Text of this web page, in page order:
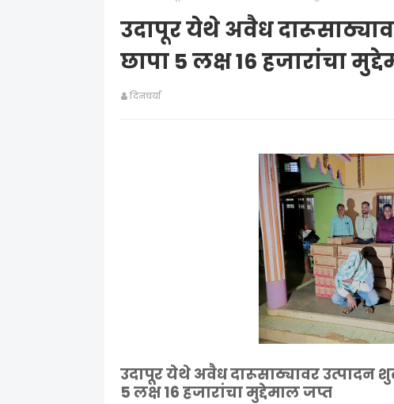
उदापूर येथे अवैध
छापा 5 लक्ष 16 हजारांचा
दिनचर्या
उदापूर येथे अवैध दारूसाठ्यावर उत्पादन
5 लक्ष 16 हजारांचा मुद्देमाल जप्त